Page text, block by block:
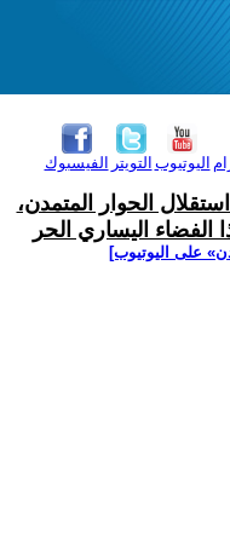
الفيسبوك التويتر اليوتيوب
الحوار المتمدن،
اليساري الحر
على اليوتيوب]